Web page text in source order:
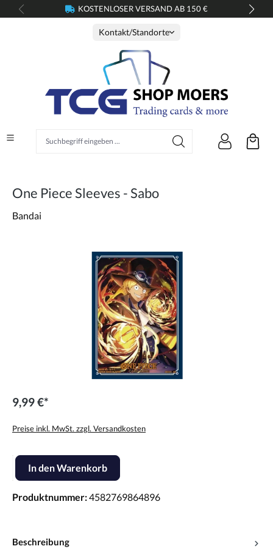
springen KOSTENLOSER VERSAND AB 150 €
Kontakt/Standorte
One Piece Sleeves - Sabo
Bandai
Bildergalerie überspringen
9,99 €*
Preise inkl. MwSt. zzgl. Versandkosten
Produkt Anzahl: Gib den gewünschten Wert ein oder benutze die
In den Warenkorb
Produktnummer:4582769864896
Beschreibung